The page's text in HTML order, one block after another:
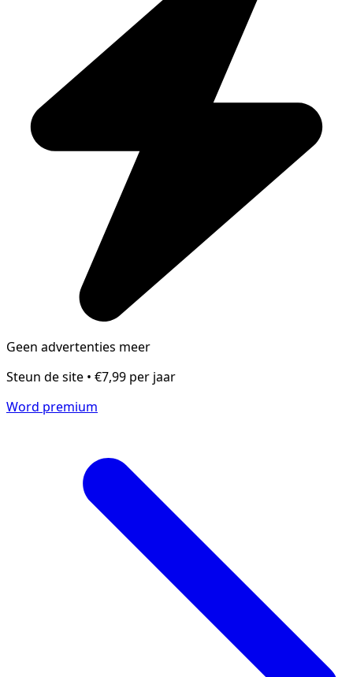
Geen advertenties meer
Steun de site • €7,99 per jaar
Word premium